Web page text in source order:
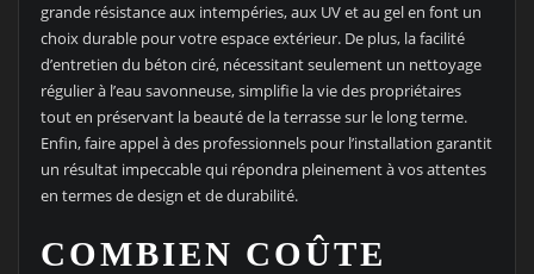
grande résistance aux intempéries, aux UV et au gel en font un
choix durable pour votre espace extérieur. De plus, la facilité
d’entretien du béton ciré, nécessitant seulement un nettoyage
régulier à l’eau savonneuse, simplifie la vie des propriétaires
tout en préservant la beauté de la terrasse sur le long terme.
Enfin, faire appel à des professionnels pour l’installation garantit
un résultat impeccable qui répondra pleinement à vos attentes
en termes de design et de durabilité.
COMBIEN COÛTE